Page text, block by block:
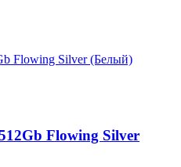
Flowing Silver